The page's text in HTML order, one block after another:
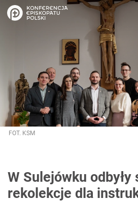
FOT. KSM
W Sulejówku odbyły
rekolekcje dla